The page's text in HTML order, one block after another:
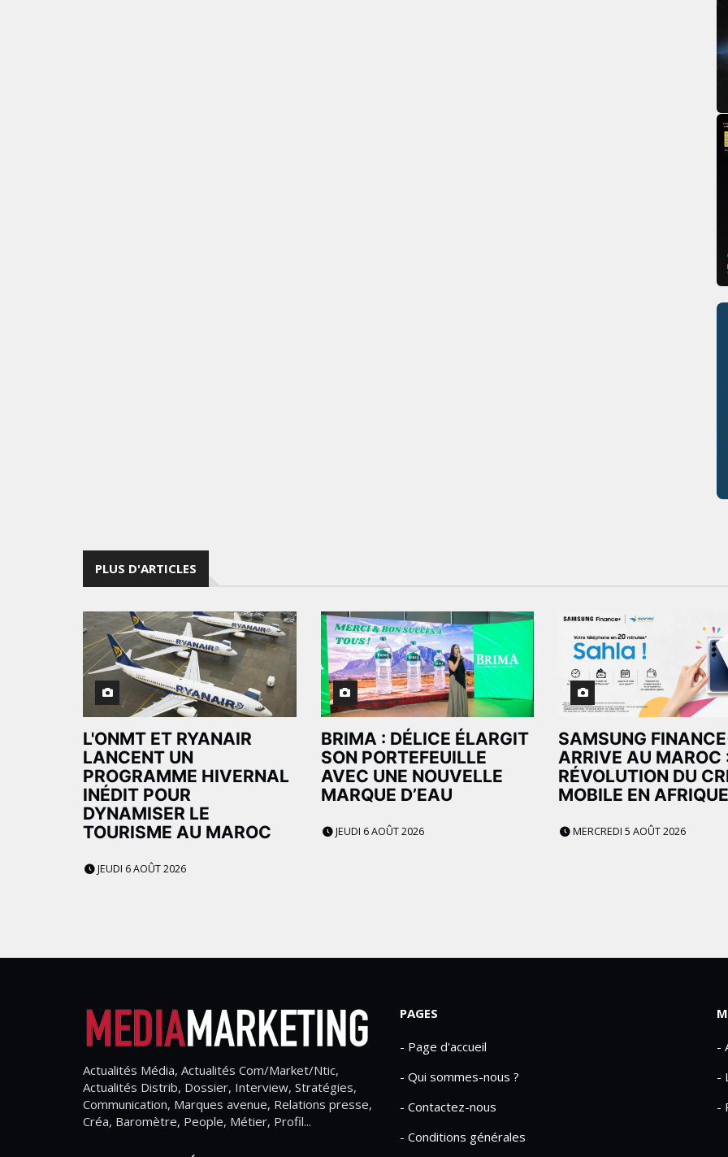
PLUS D'ARTICLES
L'ONMT ET RYANAIR
LANCENT UN
PROGRAMME HIVERNAL
INÉDIT POUR
DYNAMISER LE
TOURISME AU MAROC
JEUDI 6 AOÛT 2026
BRIMA : DÉLICE ÉLARGIT
SON PORTEFEUILLE
AVEC UNE NOUVELLE
MARQUE D’EAU
JEUDI 6 AOÛT 2026
SAMSUNG
ARRIVE AU MAROC
RÉVOLUTION DU
MOBILE EN AFRIQUE
MERCREDI 5 AOÛT 2026
Actualités Média, Actualités Com/Market/Ntic,
Actualités Distrib, Dossier, Interview, Stratégies,
Communication, Marques avenue, Relations presse,
Créa, Baromètre, People, Métier, Profil...
PAGES
- Page d'accueil
- Qui sommes-nous ?
- Contactez-nous
- Conditions générales
-
-
-